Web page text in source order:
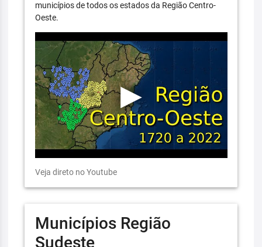
municípios de todos os estados da Região Centro-
Oeste.
Veja direto no Youtube
Municípios Região
Sudeste